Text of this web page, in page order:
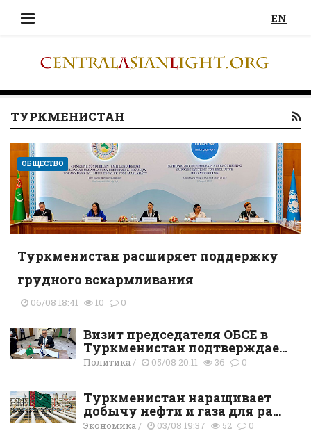
EN
ТУРКМЕНИСТАН
ОБЩЕСТВО
Туркменистан расширяет поддержку
грудного вскармливания
06/08 18:41 10 0
Визит председателя ОБСЕ в
Туркменистан подтверждае...
Политика/ 05/08 20:11 36 0
Туркменистан наращивает
добычу нефти и газа для ра...
Экономика/ 03/08 19:37 52 0